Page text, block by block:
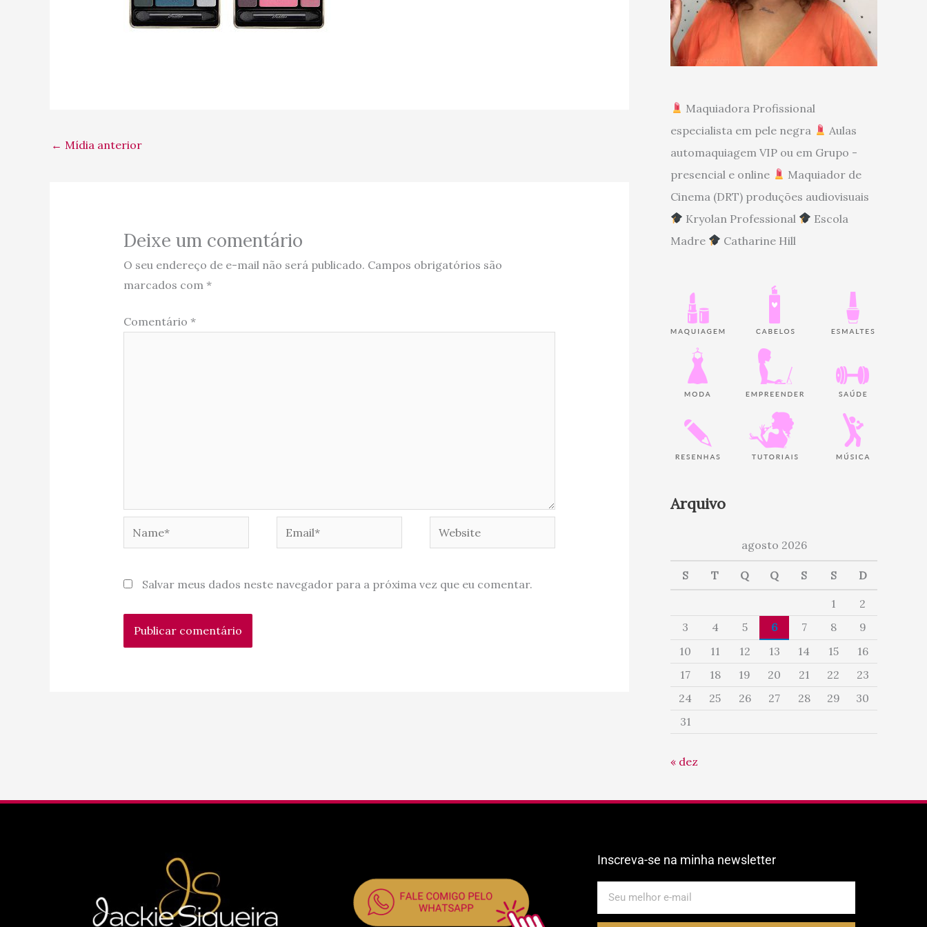
← Mídia anterior
Deixe um comentário
O seu endereço de e-mail não será publicado. Campos obrigatórios são
marcados com *
Comentário *
Website
Salvar meus dados neste navegador para a próxima vez que eu comentar.
Maquiadora Profissional
especialista em pele negra
Aulas
automaquiagem VIP ou em Grupo -
presencial e online
Maquiador de
Cinema (DRT) produções audiovisuais
Kryolan Professional
Escola
Madre
Catharine Hill
Arquivo
agosto 2026
S T Q Q S S D
1
2
3
4 5 6 7 8
9
10
11 12 13 14 15
16
17
18 19 20 21 22
23
24
25 26 27 28 29
30
31
« dez
Inscreva-se na minha newsletter